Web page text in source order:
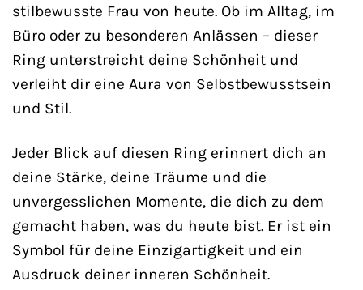
stilbewusste Frau von heute. Ob im Alltag, im
Büro oder zu besonderen Anlässen – dieser
Ring unterstreicht deine Schönheit und
verleiht dir eine Aura von Selbstbewusstsein
und Stil.
Jeder Blick auf diesen Ring erinnert dich an
deine Stärke, deine Träume und die
unvergesslichen Momente, die dich zu dem
gemacht haben, was du heute bist. Er ist ein
Symbol für deine Einzigartigkeit und ein
Ausdruck deiner inneren Schönheit.